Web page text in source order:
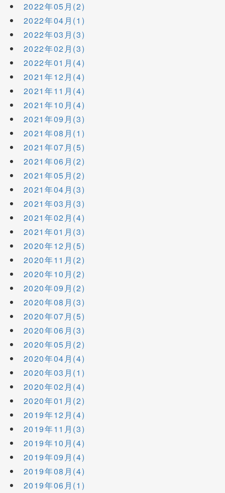
2022年05月(2)
2022年04月(1)
2022年03月(3)
2022年02月(3)
2022年01月(4)
2021年12月(4)
2021年11月(4)
2021年10月(4)
2021年09月(3)
2021年08月(1)
2021年07月(5)
2021年06月(2)
2021年05月(2)
2021年04月(3)
2021年03月(3)
2021年02月(4)
2021年01月(3)
2020年12月(5)
2020年11月(2)
2020年10月(2)
2020年09月(2)
2020年08月(3)
2020年07月(5)
2020年06月(3)
2020年05月(2)
2020年04月(4)
2020年03月(1)
2020年02月(4)
2020年01月(2)
2019年12月(4)
2019年11月(3)
2019年10月(4)
2019年09月(4)
2019年08月(4)
2019年06月(1)